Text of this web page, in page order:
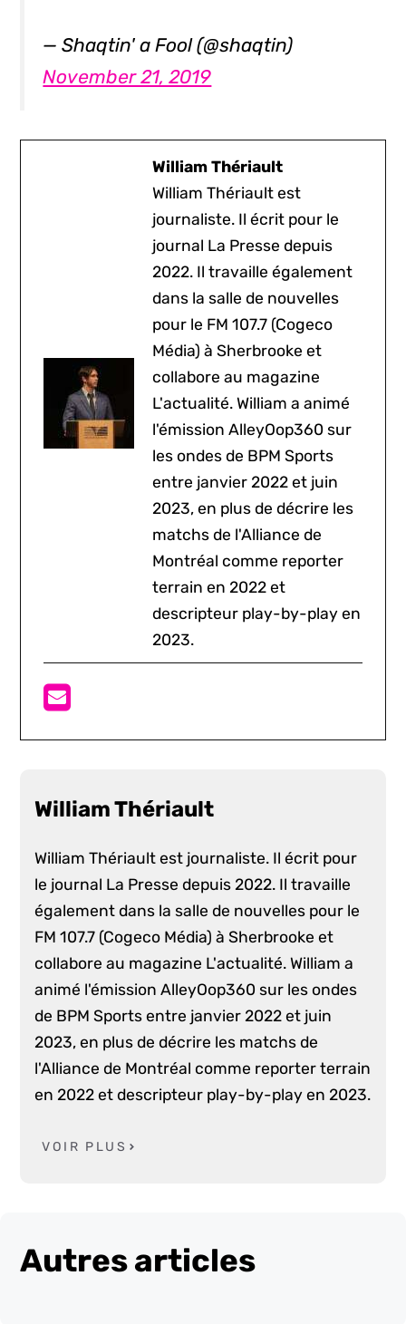
— Shaqtin' a Fool (@shaqtin)
November 21, 2019
William Thériault
William Thériault est
journaliste. Il écrit pour le
journal La Presse depuis
2022. Il travaille également
dans la salle de nouvelles
pour le FM 107.7 (Cogeco
Média) à Sherbrooke et
collabore au magazine
L'actualité. William a animé
l'émission AlleyOop360 sur
les ondes de BPM Sports
entre janvier 2022 et juin
2023, en plus de décrire les
matchs de l'Alliance de
Montréal comme reporter
terrain en 2022 et
descripteur play-by-play en
2023.
William Thériault
William Thériault est journaliste. Il écrit pour
le journal La Presse depuis 2022. Il travaille
également dans la salle de nouvelles pour le
FM 107.7 (Cogeco Média) à Sherbrooke et
collabore au magazine L'actualité. William a
animé l'émission AlleyOop360 sur les ondes
de BPM Sports entre janvier 2022 et juin
2023, en plus de décrire les matchs de
l'Alliance de Montréal comme reporter terrain
en 2022 et descripteur play-by-play en 2023.
VOIR PLUS
Autres articles